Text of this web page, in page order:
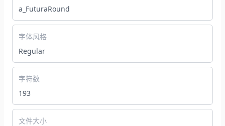
a_FuturaRound
字体风格
Regular
字符数
193
文件大小